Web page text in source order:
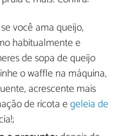
se você ama queijo,
habitualmente e
de sopa de queijo
o waffle na máquina,
acrescente mais
de ricota egeleia de